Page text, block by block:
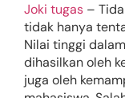
Joki tugas –
tidak hanya
Nilai tinggi
dihasilkan oleh
juga oleh